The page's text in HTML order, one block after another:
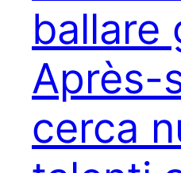
ballare
Après-
cerca